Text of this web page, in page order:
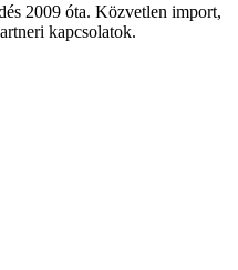
2009 óta. Közvetlen import,
kapcsolatok.